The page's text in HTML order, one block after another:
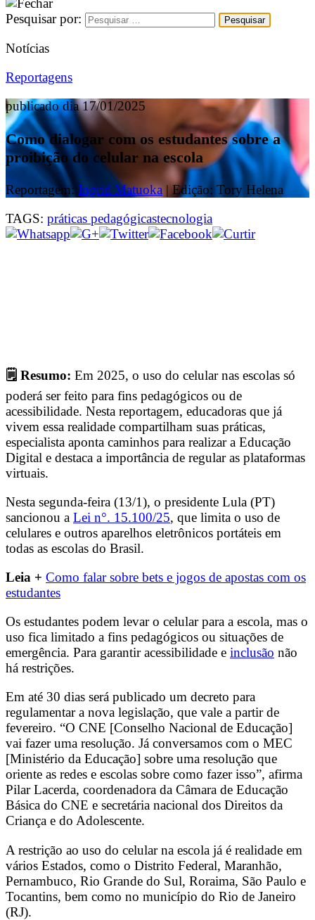
Pesquisar por:
Notícias
Reportagens
publicado dia 17/01/2025
Como dialogar com os estudantes sobre a
proibição do celular na escola
Reportagem: Ingrid Matuoka| Edição: Tory Helena
TAGS: práticas pedagógicastecnologia
🗒 Resumo: Em 2025, o uso do celular nas escolas só
poderá ser feito para fins pedagógicos ou de
acessibilidade. Nesta reportagem, educadoras que já
vivem essa realidade compartilham suas práticas,
especialista aponta caminhos para realizar a Educação
Digital e destaca a importância de regular as plataformas
virtuais.
Nesta segunda-feira (13/1), o presidente Lula (PT)
sancionou a Lei n°. 15.100/25, que limita o uso de
celulares e outros aparelhos eletrônicos portáteis em
todas as escolas do Brasil.
Leia + Como falar sobre bets e jogos de apostas com os
estudantes
Os estudantes podem levar o celular para a escola, mas o
uso fica limitado a fins pedagógicos ou situações de
emergência. Para garantir acessibilidade e inclusão não
há restrições.
Em até 30 dias será publicado um decreto para
regulamentar a nova legislação, que vale a partir de
fevereiro. “O CNE [Conselho Nacional de Educação]
vai fazer uma resolução. Já conversamos com o MEC
[Ministério da Educação] sobre uma resolução que
oriente as redes e escolas sobre como fazer isso”, afirma
Pilar Lacerda, coordenadora da Câmara de Educação
Básica do CNE e secretária nacional dos Direitos da
Criança e do Adolescente.
A restrição ao uso do celular na escola já é realidade em
vários Estados, como o Distrito Federal, Maranhão,
Pernambuco, Rio Grande do Sul, Roraima, São Paulo e
Tocantins, bem como no município do Rio de Janeiro
(RJ).